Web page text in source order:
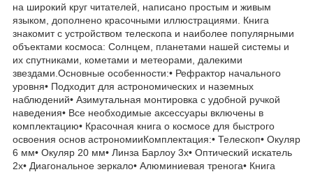
на широкий круг читателей, написано простым и живым
языком, дополнено красочными иллюстрациями. Книга
знакомит с устройством телескопа и наиболее популярными
объектами космоса: Солнцем, планетами нашей системы и
их спутниками, кометами и метеорами, далекими
звездами.Основные особенности:• Рефрактор начального
уровня• Подходит для астрономических и наземных
наблюдений• Азимутальная монтировка с удобной ручкой
наведения• Все необходимые аксессуары включены в
комплектацию• Красочная книга о космосе для быстрого
освоения основ астрономииКомплектация:• Телескоп• Окуляр
6 мм• Окуляр 20 мм• Линза Барлоу 3х• Оптический искатель
2х• Диагональное зеркало• Алюминиевая тренога• Книга